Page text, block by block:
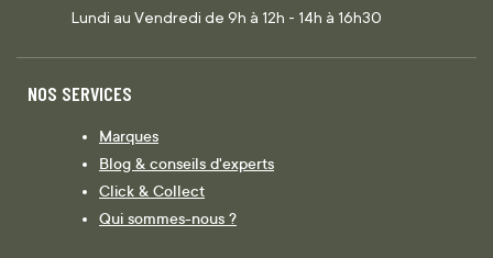
Lundi au Vendredi de 9h à 12h - 14h à 16h30
NOS SERVICES
Marques
Blog & conseils d'experts
Click & Collect
Qui sommes-nous ?